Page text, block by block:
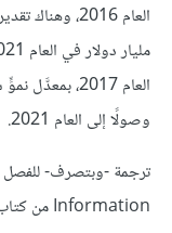
وصولًا إلى العام 2021.
Information من كتاب